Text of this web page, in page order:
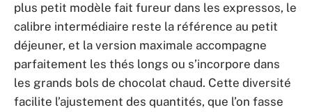
plus petit modèle fait fureur dans les expressos, le
calibre intermédiaire reste la référence au petit
déjeuner, et la version maximale accompagne
parfaitement les thés longs ou s’incorpore dans
les grands bols de chocolat chaud. Cette diversité
facilite l’ajustement des quantités, que l’on fasse